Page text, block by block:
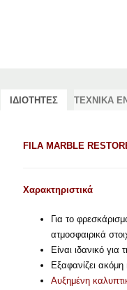
ΙΔΙΟΤΗΤΕΣ ΤΕΧΝΙΚΑ
FILA MARBLE
Χαρακτηριστικά
Για το
ατμοσφαιρικά
Είναι ιδανικό
Εξαφανίζει
Αυξημένη